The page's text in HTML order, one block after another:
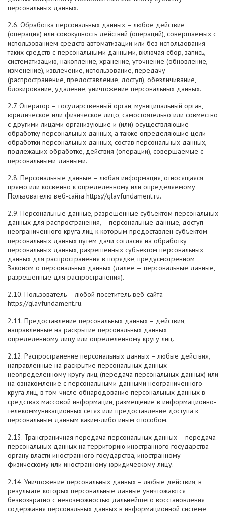
персональных данных.
2.6. Обработка персональных данных – любое действие
(операция) или совокупность действий (операций), совершаемых с
использованием средств автоматизации или без использования
таких средств с персональными данными, включая сбор, запись,
систематизацию, накопление, хранение, уточнение (обновление,
изменение), извлечение, использование, передачу
(распространение, предоставление, доступ), обезличивание,
блокирование, удаление, уничтожение персональных данных.
2.7. Оператор – государственный орган, муниципальный орган,
юридическое или физическое лицо, самостоятельно или совместно
с другими лицами организующие и (или) осуществляющие
обработку персональных данных, а также определяющие цели
обработки персональных данных, состав персональных данных,
подлежащих обработке, действия (операции), совершаемые с
персональными данными.
2.8. Персональные данные – любая информация, относящаяся
прямо или косвенно к определенному или определяемому
Пользователю веб-сайта https://glavfundament.ru.
2.9. Персональные данные, разрешенные субъектом персональных
данных для распространения, – персональные данные, доступ
неограниченного круга лиц к которым предоставлен субъектом
персональных данных путем дачи согласия на обработку
персональных данных, разрешенных субъектом персональных
данных для распространения в порядке, предусмотренном
Законом о персональных данных (далее — персональные данные,
разрешенные для распространения).
2.10. Пользователь – любой посетитель веб-сайта
https://glavfundament.ru.
2.11. Предоставление персональных данных – действия,
направленные на раскрытие персональных данных
определенному лицу или определенному кругу лиц.
2.12. Распространение персональных данных – любые действия,
направленные на раскрытие персональных данных
неопределенному кругу лиц (передача персональных данных) или
на ознакомление с персональными данными неограниченного
круга лиц, в том числе обнародование персональных данных в
средствах массовой информации, размещение в информационно-
телекоммуникационных сетях или предоставление доступа к
персональным данным каким-либо иным способом.
2.13. Трансграничная передача персональных данных – передача
персональных данных на территорию иностранного государства
органу власти иностранного государства, иностранному
физическому или иностранному юридическому лицу.
2.14. Уничтожение персональных данных – любые действия, в
результате которых персональные данные уничтожаются
безвозвратно с невозможностью дальнейшего восстановления
содержания персональных данных в информационной системе